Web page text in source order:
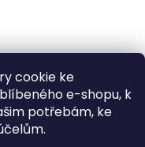
cookie ke
e-shopu, k
potřebám, ke